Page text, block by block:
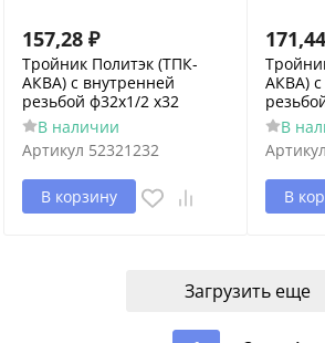
157,28 ₽
Тройник Политэк (ТПК-
АКВА) с внутренней
резьбой ф32х1/2 х32
В наличии
Артикул 52321232
В корзину
171,44
АКВА)
В
Артикул
В
Загрузить еще